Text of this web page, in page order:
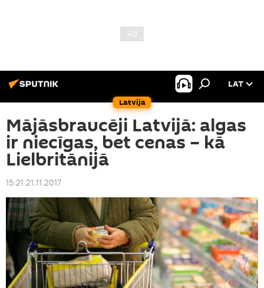
Latvija
LAT
Mājāsbraucēji Latvijā: algas
ir niecīgas, bet cenas – kā
Lielbritānijā
15:21 21.11.2017